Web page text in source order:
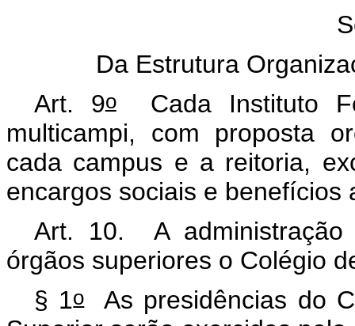
Da Estrutura
Art. 9oCada Instituto
multicampi, com proposta
cada campus e a reitoria,
encargos sociais e benefícios
Art. 10. A administração
órgãos superiores o Colégio
§ 1oAs presidências do